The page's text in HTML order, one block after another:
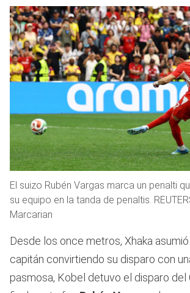
El suizo Rubén Vargas marca un penalti
su equipo en la tanda de penaltis.
Marcarian
Desde los once metros, Xhaka
capitán convirtiendo su disparo con
pasmosa, Kobel detuvo el disparo del